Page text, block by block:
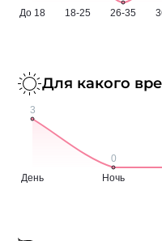
Для какого